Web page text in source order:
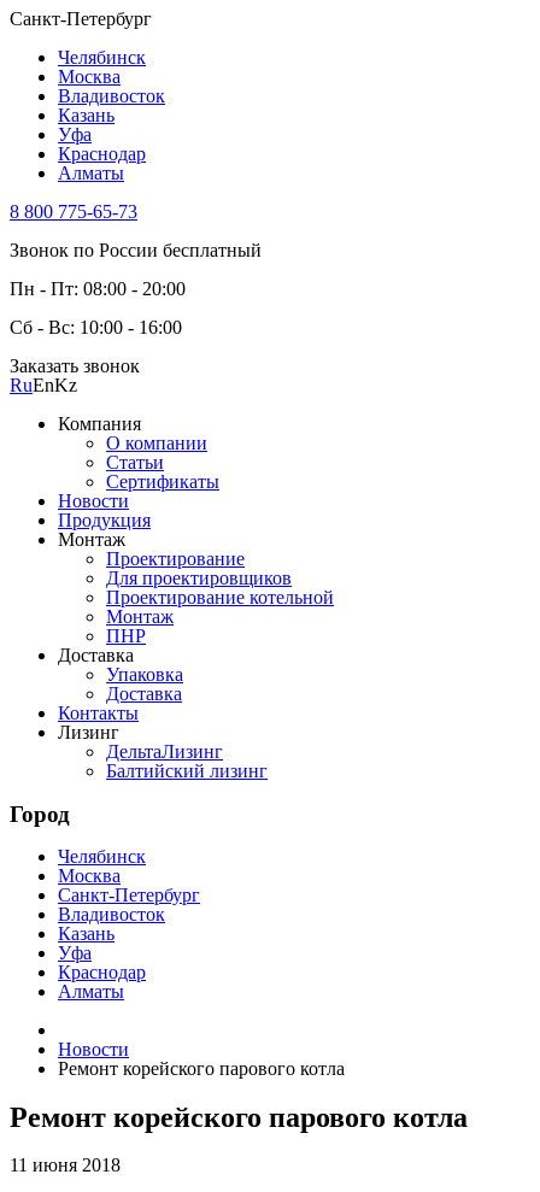
Санкт-Петербург
Челябинск
Москва
Владивосток
Казань
Уфа
Краснодар
Алматы
8 800 775-65-73
Звонок по России бесплатный
Пн - Пт: 08:00 - 20:00
Сб - Вс: 10:00 - 16:00
Заказать звонок
RuEnKz
Компания
О компании
Статьи
Сертификаты
Новости
Продукция
Монтаж
Проектирование
Для проектировщиков
Проектирование котельной
Монтаж
ПНР
Доставка
Упаковка
Доставка
Контакты
Лизинг
ДельтаЛизинг
Балтийский лизинг
Город
Челябинск
Москва
Санкт-Петербург
Владивосток
Казань
Уфа
Краснодар
Алматы
Новости
Ремонт корейского парового котла
Ремонт корейского парового котла
11 июня 2018